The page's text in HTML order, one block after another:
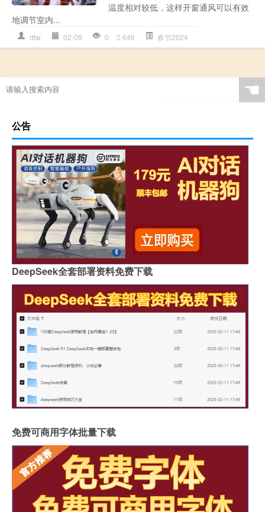
温度相对较低，这样开窗通风可以有效
地调节室内...
dtw 02-09 0 646 春节2024
☚
公告
DeepSeek全套部署资料免费下载
免费可商用字体批量下载